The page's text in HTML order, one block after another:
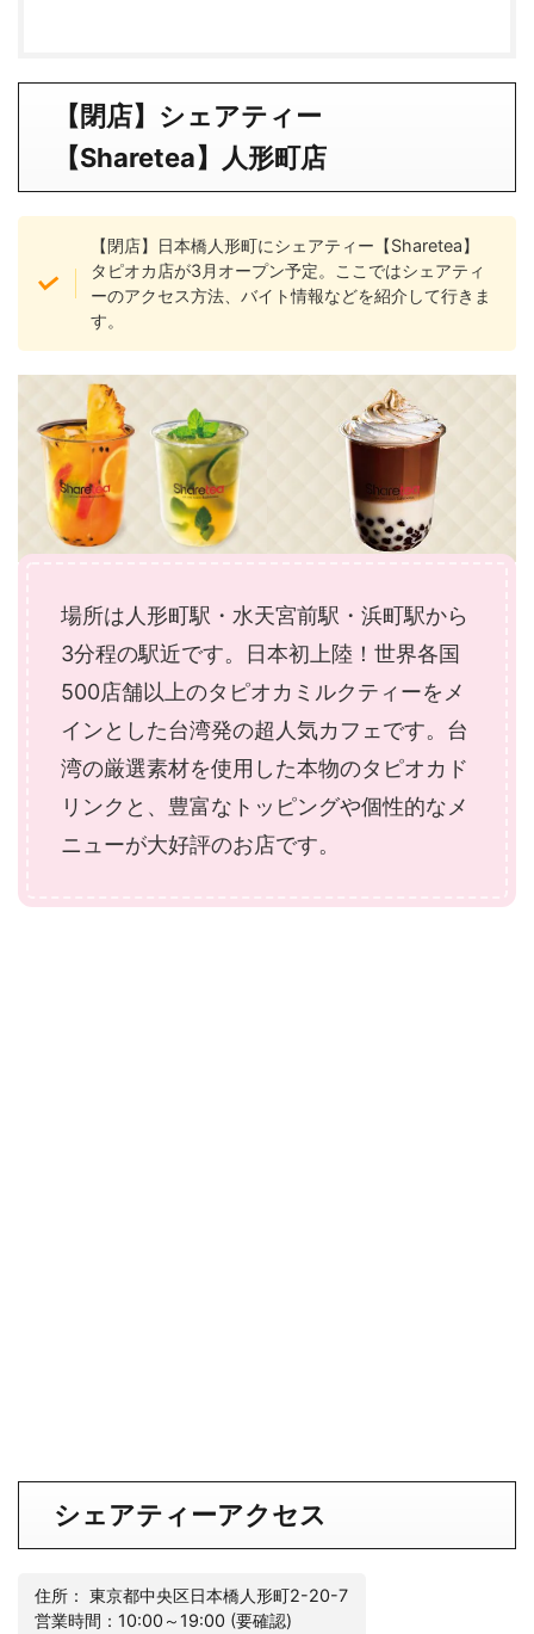
【閉店】シェアティー
【Sharetea】人形町店
【閉店】日本橋人形町にシェアティー【Sharetea】
タピオカ店が3月オープン予定。ここではシェアティ
ーのアクセス方法、バイト情報などを紹介して行きま
す。
場所は人形町駅・水天宮前駅・浜町駅から
3分程の駅近です。日本初上陸！世界各国
500店舗以上のタピオカミルクティーをメ
インとした台湾発の超人気カフェです。台
湾の厳選素材を使用した本物のタピオカド
リンクと、豊富なトッピングや個性的なメ
ニューが大好評のお店です。
シェアティーアクセス
住所： 東京都中央区日本橋人形町2-20-7
営業時間：10:00～19:00 (要確認)